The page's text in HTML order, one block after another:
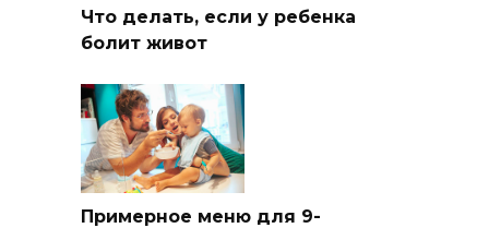
Что делать, если у ребенка
болит живот
Примерное меню для 9-